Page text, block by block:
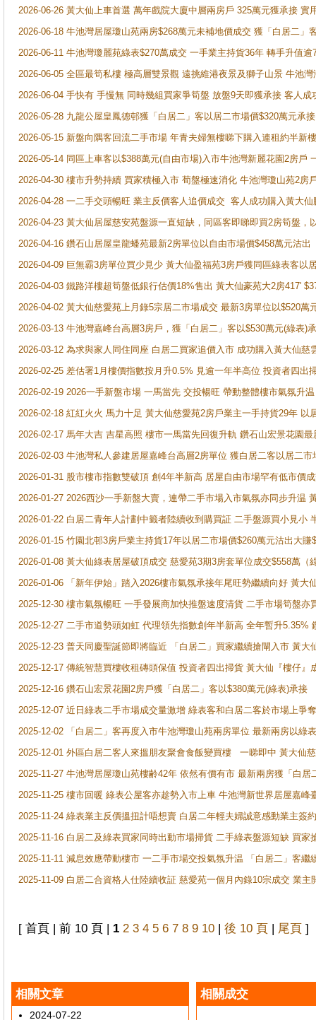
2026-06-26 黃大仙上車首選 萬年戲院大廈中層兩房戶 325萬元獲承接 實
2026-06-18 牛池灣居屋瓊山苑兩房$268萬元未補地價成交 獲「白居二」
2026-06-11 牛池灣瓊麗苑綠表$270萬成交 一手業主持貨36年 轉手升值逾
2026-06-05 全區最筍私樓 極高層雙景觀 遠挑維港夜景及獅子山景 牛池
2026-06-04 手快有 手慢無 同時幾組買家爭筍盤 放盤9天即獲承接 客人
2026-05-28 九龍公屋皇鳳德邨獲「白居二」客以居二市場價$320萬元承接
2026-05-15 新盤向隅客回流二手市場 年青夫婦無樓睇下購入連租約半新
2026-05-14 同區上車客以$388萬元(自由市場)入市牛池灣新麗花園2房戶
2026-04-30 樓市升勢持續 買家積極入市 荀盤極速消化 牛池灣瓊山苑2房
2026-04-28 一二手交頭暢旺 業主反價客人追價成交 客人成功購入黃大
2026-04-23 黃大仙居屋慈安苑盤源一直短缺，同區客即睇即買2房筍盤，
2026-04-16 鑽石山居屋皇龍蟠苑最新2房單位以自由市場價$458萬元沽出
2026-04-09 巨無霸3房單位買少見少 黃大仙盈福苑3房戶獲同區綠表客以
2026-04-03 鐵路洋樓超筍盤低銀行估價18%售出 黃大仙豪苑大2房417'
2026-04-02 黃大仙慈愛苑上月錄5宗居二市場成交 最新3房單位以$520萬
2026-03-13 牛池灣嘉峰台高層3房戶，獲「白居二」客以$530萬元(綠表)
2026-03-12 為求與家人同住同座 白居二買家追價入市 成功購入黃大仙
2026-02-25 差估署1月樓價指數按月升0.5% 見逾一年半高位 投資者四
2026-02-19 2026一手新盤市場 一馬當先 交投暢旺 帶動整體樓市氣氛升
2026-02-18 紅紅火火 馬力十足 黃大仙慈愛苑2房戶業主一手持貨29年 以
2026-02-17 馬年大吉 吉星高照 樓市一馬當先回復升軌 鑽石山宏景花園
2026-02-03 牛池灣私人參建居屋嘉峰台高層2房單位 獲白居二客以居二市
2026-01-31 股市樓市指數雙破頂 創4年半新高 居屋自由市場罕有低市價
2026-01-27 2026西沙一手新盤大賣，連帶二手市場入市氣氛亦同步升温
2026-01-22 白居二青年人計劃中籤者陸續收到購買証 二手盤源買小見小
2026-01-15 竹園北邨3房戶業主持貨17年以居二市場價$260萬元沽出大賺
2026-01-08 黃大仙綠表居屋破頂成交 慈愛苑3期3房套單位成交$558萬（
2026-01-06 「新年伊始」踏入2026樓市氣氛承接年尾旺勢繼續向好 黃
2025-12-30 樓市氣氛暢旺 一手發展商加快推盤速度清貨 二手市場筍盤
2025-12-27 二手市道勢頭如虹 代理領先指數創年半新高 全年暫升5.35%
2025-12-23 普天同慶聖誕節即將臨近 「白居二」買家繼續搶閘入市 黃
2025-12-17 傳統智慧買樓收租磚頭保值 投資者四出掃貨 黃大仙『樓仔
2025-12-16 鑽石山宏景花園2房戶獲「白居二」客以$380萬元(綠表)承接
2025-12-07 近日綠表二手市場成交量激增 綠表客和白居二客於市場上
2025-12-02 「白居二」客再度入市牛池灣瓊山苑兩房單位 最新兩房以綠
2025-12-01 外區白居二客人來搵朋友聚會食飯變買樓 一睇即中 黃大仙
2025-11-27 牛池灣居屋瓊山苑樓齢42年 依然有價有市 最新兩房獲「白居
2025-11-25 樓市回暖 綠表公屋客亦趁勢入市上車 牛池灣新世界居屋嘉峰
2025-11-24 綠表業主反價搵扭計唔想賣 白居二年輕夫婦誠意感動業主簽
2025-11-16 白居二及綠表買家同時出動市場掃貨 二手綠表盤源短缺 買
2025-11-11 減息效應帶動樓市 一二手市場交投氣氛升温 「白居二」客
2025-11-09 白居二合資格人仕陸續收証 慈愛苑一個月內錄10宗成交 業
[ 首頁 | 前 10 頁 | 1 2 3 4 5 6 7 8 9 10 | 後 10 頁 | 尾頁 ]
相關文章
2024-07-22
相關成交